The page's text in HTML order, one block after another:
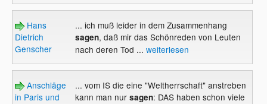
Hans
Dietrich
Genscher
... ich muß leider in dem Zusammenhang
sagen, daß mir das Schönreden von Leuten
nach deren Tod ... weiterlesen
Anschläge
in Paris und
... vom IS die eine "Weltherrschaft" anstreben
kann man nursagen: DAS haben schon viele